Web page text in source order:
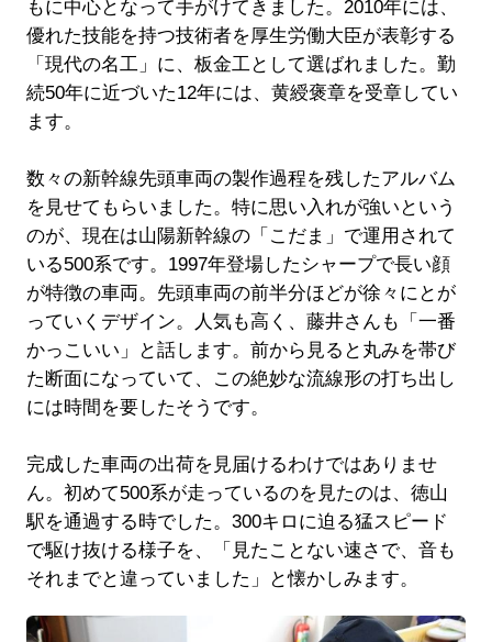
もに中心となって手がけてきました。2010年には、
優れた技能を持つ技術者を厚生労働大臣が表彰する
「現代の名工」に、板金工として選ばれました。勤
続50年に近づいた12年には、黄綬褒章を受章してい
ます。
数々の新幹線先頭車両の製作過程を残したアルバム
を見せてもらいました。特に思い入れが強いという
のが、現在は山陽新幹線の「こだま」で運用されて
いる500系です。1997年登場したシャープで長い顔
が特徴の車両。先頭車両の前半分ほどが徐々にとが
っていくデザイン。人気も高く、藤井さんも「一番
かっこいい」と話します。前から見ると丸みを帯び
た断面になっていて、この絶妙な流線形の打ち出し
には時間を要したそうです。
完成した車両の出荷を見届けるわけではありませ
ん。初めて500系が走っているのを見たのは、徳山
駅を通過する時でした。300キロに迫る猛スピード
で駆け抜ける様子を、「見たことない速さで、音も
それまでと違っていました」と懐かしみます。